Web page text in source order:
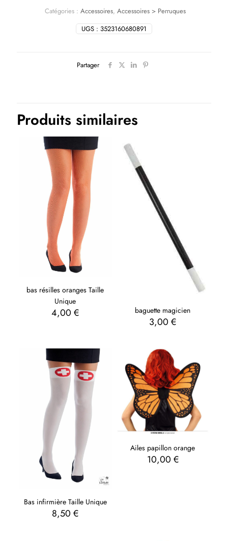
UGS : 3523160680891
Catégories : Accessoires, Accessoires > Perruques
Partager
Produits similaires
bas résilles oranges Taille
Unique
4,00€ baguette magicien
3,00 €
Bas infirmière Taille Unique
8,50€
Ailes papillon orange
10,00 €